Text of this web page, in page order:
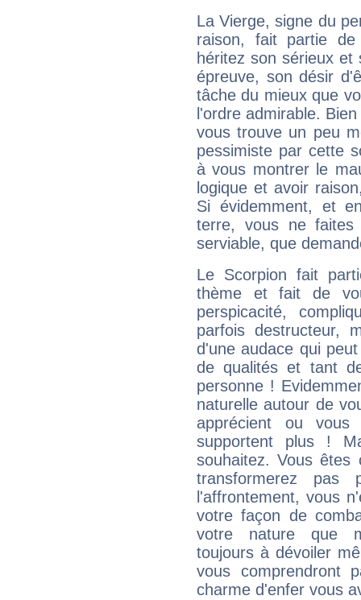
La Vierge, signe du
raison, fait partie
héritez son sérieux
épreuve, son désir
tâche du mieux que
l'ordre admirable.
vous trouve un peu
pessimiste par cette
à vous montrer le
logique et avoir
Si évidemment, et
terre, vous ne
serviable, que
Le Scorpion fait
thème et fait de
perspicacité,
parfois destructeur,
d'une audace qui
de qualités et tant
personne !
naturelle autour de
apprécient ou
supportent plus !
souhaitez. Vous
transformerez
l'affrontement, vous
votre façon de
votre nature que
toujours à dévoiler
vous comprendront
charme d'enfer vous